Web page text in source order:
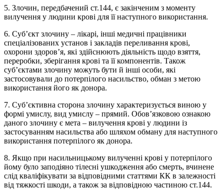
5. Злочин, передбачений ст.144, є закінченим з моменту
вилучення у людини крові для її наступного використання.
6. Суб’єкт злочину – лікарі, інші медичні працівники
спеціалізованих установ і закладів переливання крові,
охорони здоров’я, які здійснюють діяльність щодо взяття,
переробки, зберігання крові та її компонентів. Також
суб’єктами злочину можуть бути й інші особи, які
застосовували до потерпілого насильство, обман з метою
використання його як донора.
7. Суб’єктивна сторона злочину характеризується виною у
формі умислу, вид умислу – прямий. Обов’язковою ознакою
даного злочину є мета – вилучення крові у людини із
застосуванням насильства або шляхом обману для наступного
використання потерпілого як донора.
8. Якщо при насильницькому вилученні крові у потерпілого
йому було заподіяно тілесні ушкодження або смерть, вчинене
слід кваліфікувати за відповідними статтями КК в залежності
від тяжкості шкоди, а також за відповідною частиною ст.144.